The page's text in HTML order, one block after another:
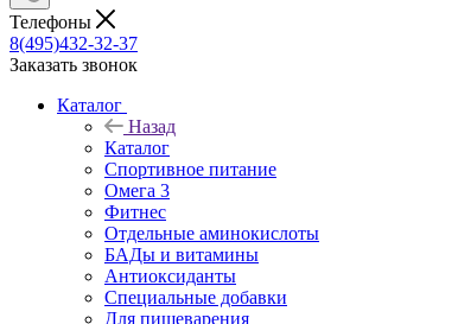
Телефоны
8(495)432-32-37
Заказать звонок
Каталог
Назад
Каталог
Спортивное питание
Омега 3
Фитнес
Отдельные аминокислоты
БАДы и витамины
Антиоксиданты
Специальные добавки
Для пищеварения